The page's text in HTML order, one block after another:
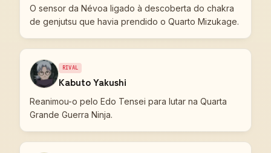
O sensor da Névoa ligado à descoberta do chakra
de genjutsu que havia prendido o Quarto Mizukage.
RIVAL
Kabuto Yakushi
Reanimou-o pelo Edo Tensei para lutar na Quarta
Grande Guerra Ninja.